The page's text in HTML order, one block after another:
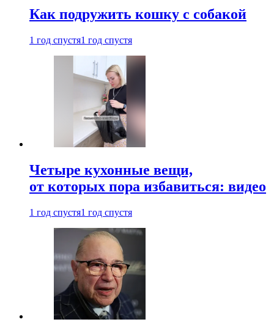
Как подружить кошку с собакой
1 год спустя1 год спустя
Четыре кухонные вещи,
от которых пора избавиться: видео
1 год спустя1 год спустя